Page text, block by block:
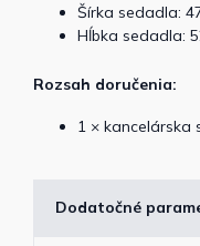
Šírka sedadla:
Hĺbka sedadla:
Rozsah doručenia:
1 × kancelárska
Dodatočné